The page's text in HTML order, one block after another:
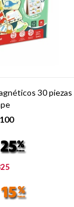
30 piezas